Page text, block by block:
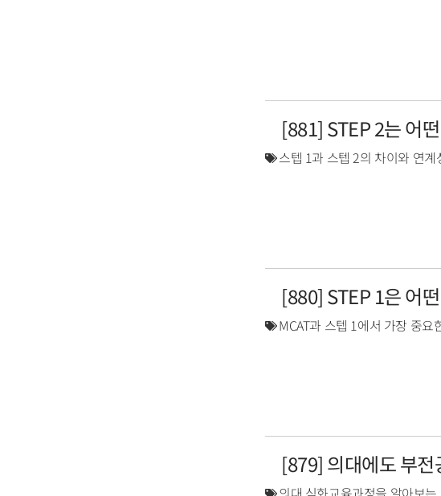
[881] STEP 2는 어
스텝 1과 스텝 2의 차이와 연계
[880] STEP 1은 어
MCAT과 스텝 1에서 가장 중요
[879] 의대에도 부전